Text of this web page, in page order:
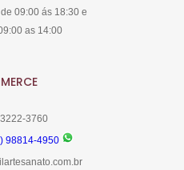
09:00 ás 18:30 e
as 14:00
3760
98814-4950